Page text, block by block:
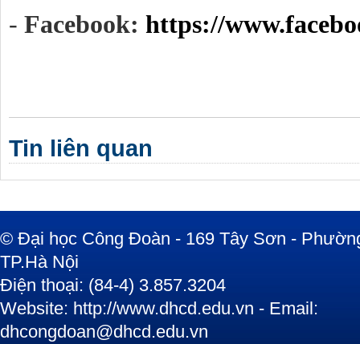
- Facebook: https://
Tin liên quan
© Đại học Công Đoàn - 169 Tây Sơn -
TP.Hà Nội
Điện thoại: (84-4) 3.857.3204
Website: http://www.dhcd.edu.vn - Email:
dhcongdoan@dhcd.edu.vn